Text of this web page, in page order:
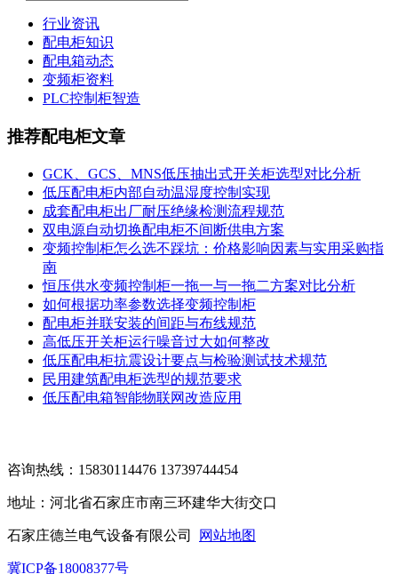
行业资讯
配电柜知识
配电箱动态
变频柜资料
PLC控制柜智造
推荐配电柜文章
GCK、GCS、MNS低压抽出式开关柜选型对比分析
低压配电柜内部自动温湿度控制实现
成套配电柜出厂耐压绝缘检测流程规范
双电源自动切换配电柜不间断供电方案
变频控制柜怎么选不踩坑：价格影响因素与实用采购指
南
恒压供水变频控制柜一拖一与一拖二方案对比分析
如何根据功率参数选择变频控制柜
配电柜并联安装的间距与布线规范
高低压开关柜运行噪音过大如何整改
低压配电柜抗震设计要点与检验测试技术规范
民用建筑配电柜选型的规范要求
低压配电箱智能物联网改造应用
咨询热线：15830114476 13739744454
地址：河北省石家庄市南三环建华大街交口
石家庄德兰电气设备有限公司 网站地图
冀ICP备18008377号